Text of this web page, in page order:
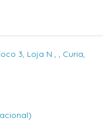
3, Loja N , , Curia,